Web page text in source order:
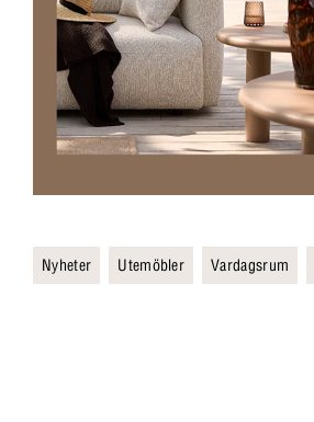
Nyheter Utemöbler Vardagsrum